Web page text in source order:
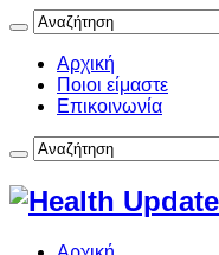
Αρχική
Ποιοι είμαστε
Επικοινωνία